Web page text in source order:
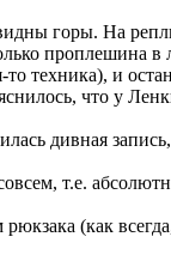
горы. На
проплешина в
техника), и
что у
дивная
т.е.
(как